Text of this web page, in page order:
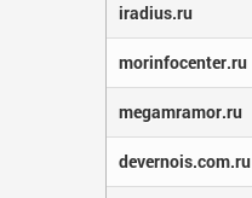
iradius.ru
morinfocenter.ru
megamramor.ru
devernois.com.ru